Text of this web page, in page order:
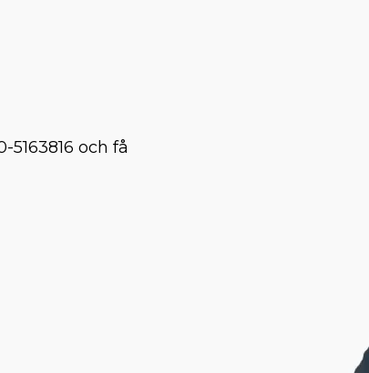
och få